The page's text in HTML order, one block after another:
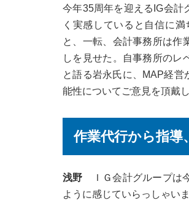
今年35周年を迎えるIG会計
く実感していると自信に
と、一転、会計事務所は作
しを見せた。自事務所のレ
と語る岩永氏に、MAP経
能性についてご意見を頂戴し
作業代行から指導
浅野 ＩＧ会計グループは
ように感じていらっしゃいま